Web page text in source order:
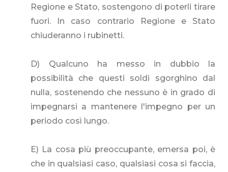
Regione e Stato, sostengono di poterli tirare
fuori. In caso contrario Regione e Stato
chiuderanno i rubinetti.
D) Qualcuno ha messo in dubbio la
possibilità che questi soldi sgorghino dal
nulla, sostenendo che nessuno è in grado di
impegnarsi a mantenere l'impegno per un
periodo così lungo.
E) La cosa più preoccupante, emersa poi, è
che in qualsiasi caso, qualsiasi cosa si faccia,